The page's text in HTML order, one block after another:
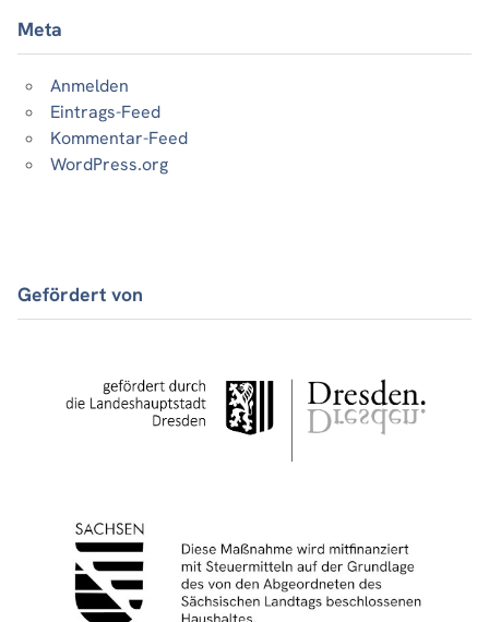
Meta
Anmelden
Eintrags-Feed
Kommentar-Feed
WordPress.org
Gefördert von